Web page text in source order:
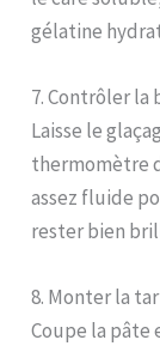
gélatine
7. Contrôler
Laisse le
thermomètre
assez fluide
rester bien
8. Monter la
Coupe la pâte